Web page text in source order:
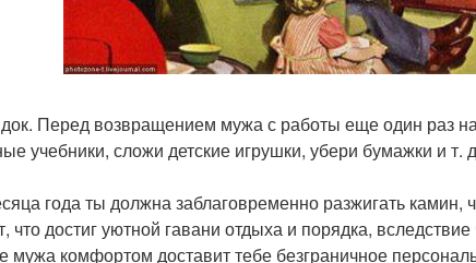
Перед возвращением мужа с работы еще один раз
учебники, сложи детские игрушки, убери бумажки и т.
года ты должна заблаговременно разжигать камин,
что достиг уютной гавани отдыха и порядка,
мужа комфортом доставит тебе безграничное